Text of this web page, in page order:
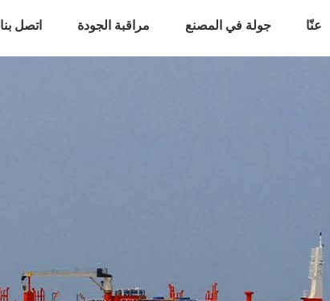
عنّا جولة في المصنع مراقبة الجودة اتصل بنا